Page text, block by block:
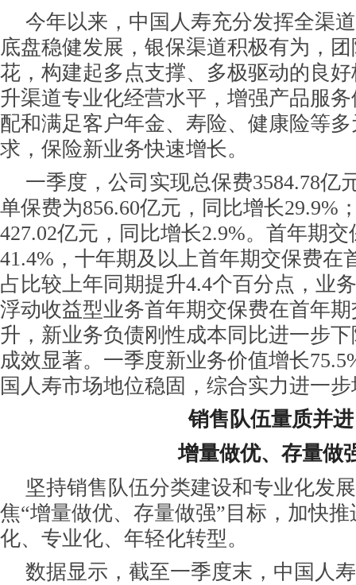
今年以来，中国人寿充分发挥全渠
底盘稳健发展，银保渠道积极有为，
花，构建起多点支撑、多极驱动的良
升渠道专业化经营水平，增强产品服
配和满足客户年金、寿险、健康险等
求，保险新业务快速增长。
一季度，公司实现总保费3584.78亿
单保费为856.60亿元，同比增长29.9%
427.02亿元，同比增长2.9%。首年期
41.4%，十年期及以上首年期交保费在
占比较上年同期提升4.4个百分点，业
浮动收益型业务首年期交保费在首年
升，新业务负债刚性成本同比进一步
成效显著。一季度新业务价值增长
国人寿市场地位稳固，综合实力进一
销售队伍量质并进
增量做优、存量做
坚持销售队伍分类建设和专业化发
焦“增量做优、存量做强”目标，加快
化、专业化、年轻化转型。
数据显示，截至一季度末，中国人